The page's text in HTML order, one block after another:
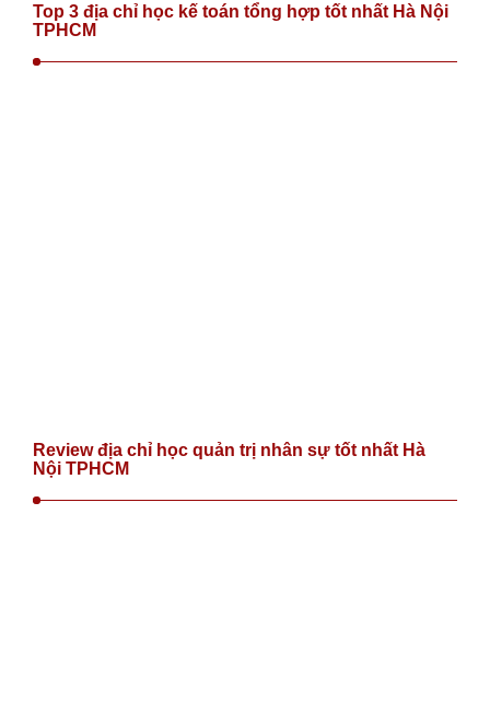
Top 3 địa chỉ học kế toán tổng hợp tốt nhất Hà Nội
TPHCM
Review địa chỉ học quản trị nhân sự tốt nhất Hà
Nội TPHCM